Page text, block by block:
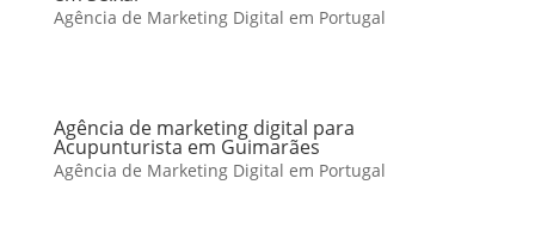
Agência de Marketing Digital em Portugal
Agência de marketing digital para
Acupunturista em Guimarães
Agência de Marketing Digital em Portugal